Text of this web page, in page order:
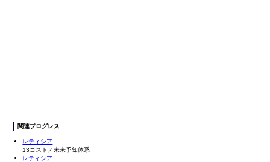
関連プログレス
レティシア
13コスト／未来予知体系
レティシア